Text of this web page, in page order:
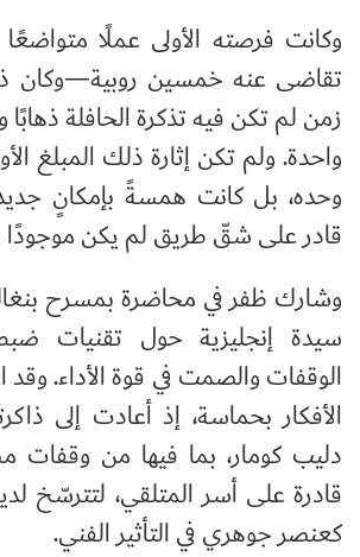
وكانت فرصته الأولى عملًا
تقاضى عنه خمسين روبية—وكان
زمن لم تكن فيه تذكرة الحافلة ذهابًا
واحدة. ولم تكن إثارة ذلك المبلغ
وحده، بل كانت همسةً بإمكانٍ
قادر على شقّ طريق لم يكن
وشارك ظفر في محاضرة بمسرح
سيدة إنجليزية حول تقنيات
الوقفات والصمت في قوة الأداء.
الأفكار بحماسة، إذ أعادت إلى
دليب كومار، بما فيها من وقفات
قادرة على أسر المتلقي، لتترسّخ
كعنصر جوهري في التأثير الفني.